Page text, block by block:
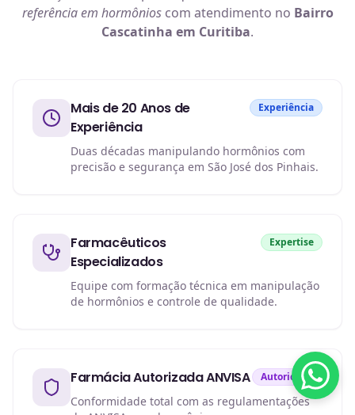
referência em hormônioscom atendimento no Bairro
Cascatinha em Curitiba.
Mais de 20 Anos de
Experiência
Experiência
Duas décadas manipulando hormônios com
precisão e segurança em São José dos Pinhais.
Farmacêuticos
Especializados
Expertise
Equipe com formação técnica em manipulação
de hormônios e controle de qualidade.
Farmácia Autorizada ANVISA Autoridade
Conformidade total com as regulamentações